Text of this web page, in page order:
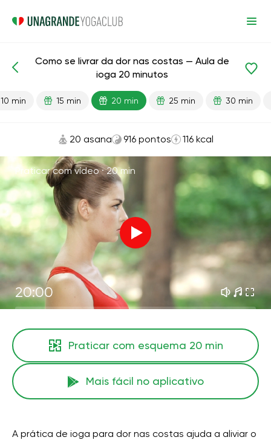
Voltar
Como se livrar da dor nas costas — Aula de
ioga 20 minutos
10 min 15 min 20 min 25 min 30 min
20 asana 916 pontos 116 kcal
Praticar com vídeo ·20 min
20:00
Praticar com esquema 20 min
Mais fácil no aplicativo
A prática de ioga para dor nas costas ajuda a aliviar o